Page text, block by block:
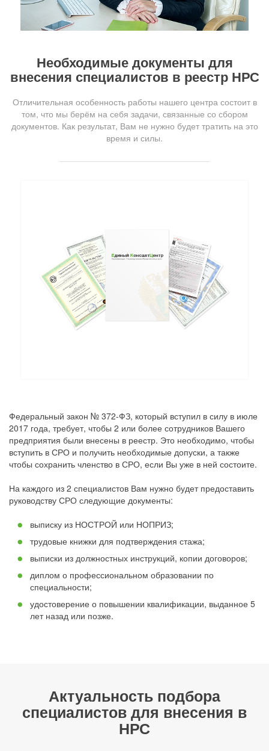
Необходимые документы для
внесения специалистов в реестр НРС
Отличительная особенность работы нашего центра состоит в
том, что мы берём на себя задачи, связанные со сбором
документов. Как результат, Вам не нужно будет тратить на это
время и силы.
Федеральный закон № 372-ФЗ, который вступил в силу в июле
2017 года, требует, чтобы 2 или более сотрудников Вашего
предприятия были внесены в реестр. Это необходимо, чтобы
вступить в СРО и получить необходимые допуски, а также
чтобы сохранить членство в СРО, если Вы уже в ней состоите.
На каждого из 2 специалистов Вам нужно будет предоставить
руководству СРО следующие документы:
выписку из НОСТРОЙ или НОПРИЗ;
трудовые книжки для подтверждения стажа;
выписки из должностных инструкций, копии договоров;
диплом о профессиональном образовании по
специальности;
удостоверение о повышении квалификации, выданное 5
лет назад или позже.
Актуальность подбора
специалистов для внесения в
НРС